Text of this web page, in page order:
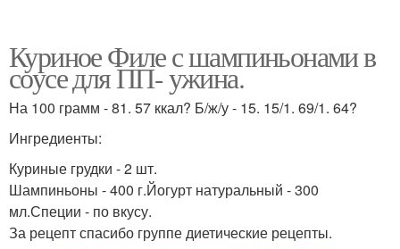
Куриное Филе с шампиньонами в
соусе для ПП- ужина.
На 100 грамм - 81. 57 ккал? Б/ж/у - 15. 15/1. 69/1. 64?
Ингредиенты:
Куриные грудки - 2 шт.
Шампиньоны - 400 г.Йогурт натуральный - 300
мл.Специи - по вкусу.
За рецепт спасибо группе диетические рецепты.